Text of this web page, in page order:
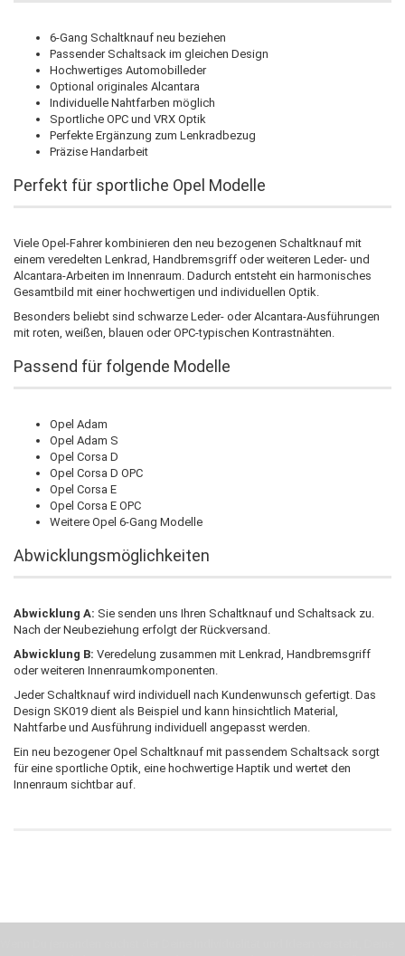
6-Gang Schaltknauf neu beziehen
Passender Schaltsack im gleichen Design
Hochwertiges Automobilleder
Optional originales Alcantara
Individuelle Nahtfarben möglich
Sportliche OPC und VRX Optik
Perfekte Ergänzung zum Lenkradbezug
Präzise Handarbeit
Perfekt für sportliche Opel Modelle
Viele Opel-Fahrer kombinieren den neu bezogenen Schaltknauf mit
einem veredelten Lenkrad, Handbremsgriff oder weiteren Leder- und
Alcantara-Arbeiten im Innenraum. Dadurch entsteht ein harmonisches
Gesamtbild mit einer hochwertigen und individuellen Optik.
Besonders beliebt sind schwarze Leder- oder Alcantara-Ausführungen
mit roten, weißen, blauen oder OPC-typischen Kontrastnähten.
Passend für folgende Modelle
Opel Adam
Opel Adam S
Opel Corsa D
Opel Corsa D OPC
Opel Corsa E
Opel Corsa E OPC
Weitere Opel 6-Gang Modelle
Abwicklungsmöglichkeiten
Abwicklung A: Sie senden uns Ihren Schaltknauf und Schaltsack zu.
Nach der Neubeziehung erfolgt der Rückversand.
Abwicklung B: Veredelung zusammen mit Lenkrad, Handbremsgriff
oder weiteren Innenraumkomponenten.
Jeder Schaltknauf wird individuell nach Kundenwunsch gefertigt. Das
Design SK019 dient als Beispiel und kann hinsichtlich Material,
Nahtfarbe und Ausführung individuell angepasst werden.
Ein neu bezogener Opel Schaltknauf mit passendem Schaltsack sorgt
für eine sportliche Optik, eine hochwertige Haptik und wertet den
Innenraum sichtbar auf.